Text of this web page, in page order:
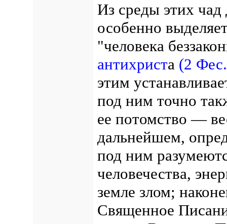
Из среды этих
особенно
"человека
антихриста (2
этим
под ним точно
ее потомство —
дальнейшем,
под ним
человечества,
земле злом;
Священное